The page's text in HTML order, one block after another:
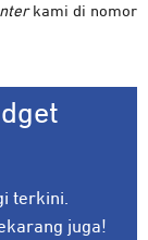
kami di nomor
terkini.
juga!